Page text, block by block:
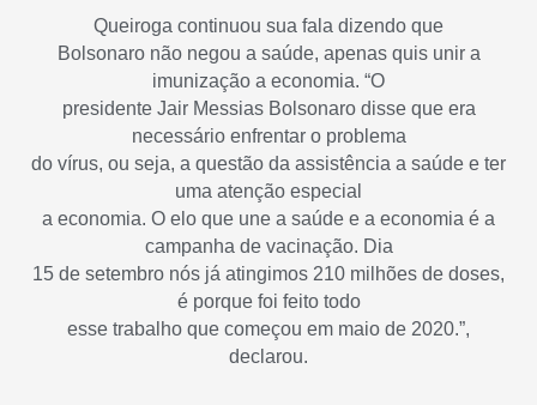
Queiroga continuou sua fala dizendo que
Bolsonaro não negou a saúde, apenas quis unir a
imunização a economia. “O
presidente Jair Messias Bolsonaro disse que era
necessário enfrentar o problema
do vírus, ou seja, a questão da assistência a saúde e ter
uma atenção especial
a economia. O elo que une a saúde e a economia é a
campanha de vacinação. Dia
15 de setembro nós já atingimos 210 milhões de doses,
é porque foi feito todo
esse trabalho que começou em maio de 2020.”,
declarou.